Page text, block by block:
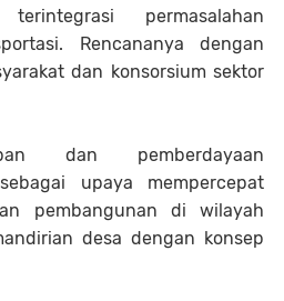
permasalahan
Rencananya dengan
dan konsorsium sektor
dan pemberdayaan
upaya mempercepat
pembangunan di wilayah
desa dengan konsep